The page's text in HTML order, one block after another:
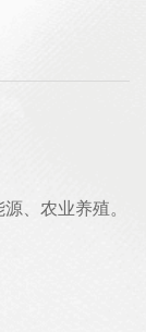
、农业养殖。